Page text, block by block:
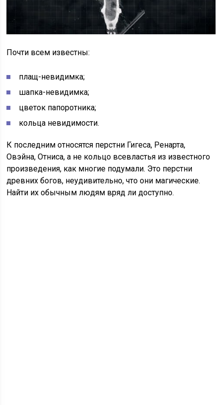
Почти всем известны:
плащ-невидимка;
шапка-невидимка;
цветок папоротника;
кольца невидимости.
К последним относятся перстни Гигеса, Ренарта,
Овэйна, Отниса, а не кольцо всевластья из известного
произведения, как многие подумали. Это перстни
древних богов, неудивительно, что они магические.
Найти их обычным людям вряд ли доступно.